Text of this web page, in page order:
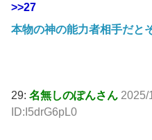
>>27
本物の神の能力者相手だと
29: 名無しのぽんさん 2025/
ID:I5drG6pL0